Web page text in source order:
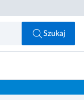
Szukaj